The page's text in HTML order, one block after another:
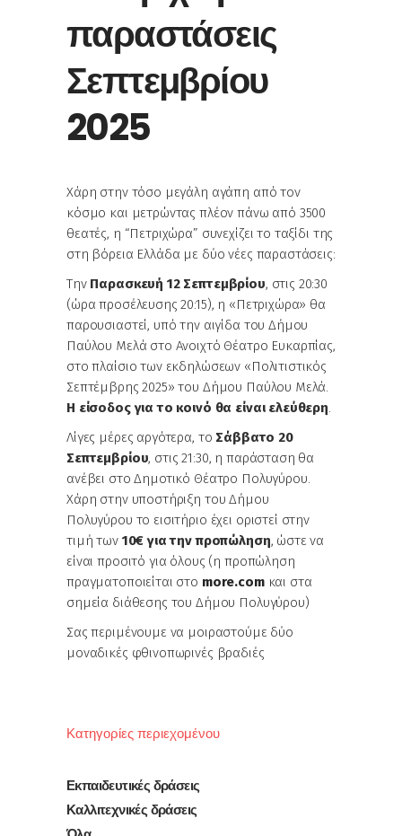
παραστάσεις
Σεπτεμβρίου
2025
Χάρη στην τόσο μεγάλη αγάπη από τον
κόσμο και μετρώντας πλέον πάνω από 3500
θεατές, η “Πετριχώρα” συνεχίζει το ταξίδι της
στη βόρεια Ελλάδα με δύο νέες παραστάσεις:
Την Παρασκευή 12 Σεπτεμβρίου, στις 20:30
(ώρα προσέλευσης 20:15), η «Πετριχώρα» θα
παρουσιαστεί, υπό την αιγίδα του Δήμου
Παύλου Μελά στο Ανοιχτό Θέατρο Ευκαρπίας,
στο πλαίσιο των εκδηλώσεων «Πολιτιστικός
Σεπτέμβρης 2025» του Δήμου Παύλου Μελά.
Η είσοδος για το κοινό θα είναι ελεύθερη.
Λίγες μέρες αργότερα, το Σάββατο 20
Σεπτεμβρίου, στις 21:30, η παράσταση θα
ανέβει στο Δημοτικό Θέατρο Πολυγύρου.
Χάρη στην υποστήριξη του Δήμου
Πολυγύρου το εισιτήριο έχει οριστεί στην
τιμή των 10€ για την προπώληση, ώστε να
είναι προσιτό για όλους (η προπώληση
πραγματοποιείται στο more.comκαι στα
σημεία διάθεσης του Δήμου Πολυγύρου)
Σας περιμένουμε να μοιραστούμε δύο
μοναδικές φθινοπωρινές βραδιές
Κατηγορίες περιεχομένου
Εκπαιδευτικές δράσεις
Καλλιτεχνικές δράσεις